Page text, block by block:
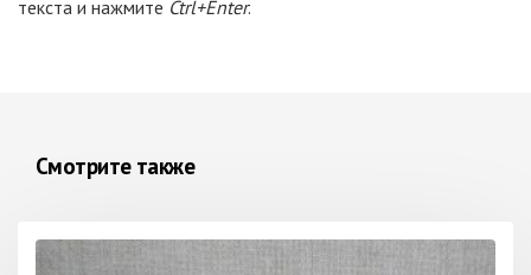
текста и нажмите Ctrl+Enter.
Смотрите также